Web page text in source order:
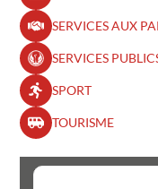
SERVICES AUX
SERVICES
SPORT
TOURISME